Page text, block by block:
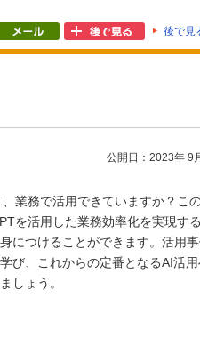
後で見
公開日：2023年 9
業務で活用できていますか？こ
を活用した業務効率化を実現す
につけることができます。活用
び、これからの定番となるAI活
しょう。